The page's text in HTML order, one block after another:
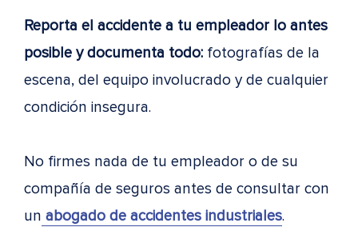
Reporta el accidente a tu empleador lo antes
posible y documenta todo: fotografías de la
escena, del equipo involucrado y de cualquier
condición insegura.
No firmes nada de tu empleador o de su
compañía de seguros antes de consultar con
un abogado de accidentes industriales.